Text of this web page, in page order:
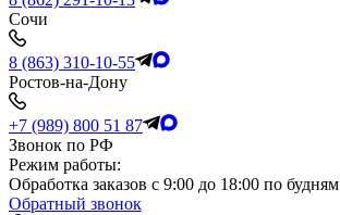
Сочи
8 (863) 310-10-55
Ростов-на-Дону
+7 (989) 800 51 87
Звонок по РФ
Режим работы:
Обработка заказов с 9:00 до 18:00 по будням
Обратный звонок